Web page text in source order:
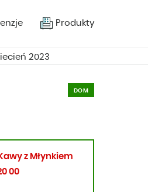
Produkty
2023
DOM
z Młynkiem
00